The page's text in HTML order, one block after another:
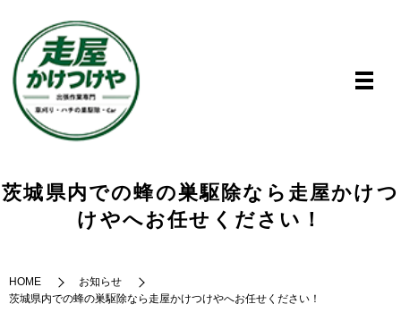
茨城県内での蜂の巣駆除なら走屋かけつ
けやへお任せください！
HOME
お知らせ
茨城県内での蜂の巣駆除なら走屋かけつけやへお任せください！